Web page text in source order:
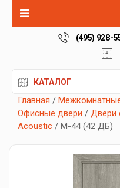
(495) 928-
КАТАЛОГ
Главная /
Офисные двери / Двери
Acoustic / М-44 (42 ДБ)